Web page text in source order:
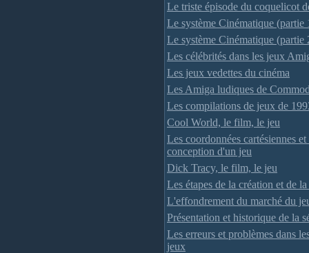
Le triste épisode du coquelicot
Le système Cinématique (partie
Le système Cinématique (partie
Les célébrités dans les jeux
Les jeux vedettes du cinéma
Les Amiga ludiques de
Les compilations de jeux de
Cool World, le film, le jeu
Les coordonnées cartésiennes
conception d'un jeu
Dick Tracy, le film, le jeu
Les étapes de la création et de
L'effondrement du marché du
Présentation et historique de la
Les erreurs et problèmes dans
jeux